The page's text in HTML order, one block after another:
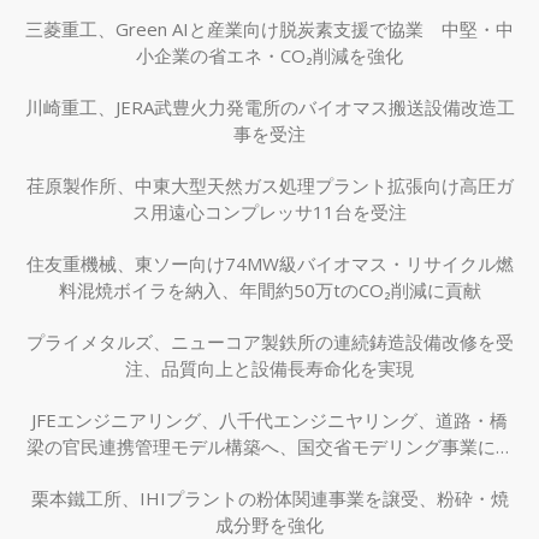
三菱重工、Green AIと産業向け脱炭素支援で協業 中堅・中
小企業の省エネ・CO₂削減を強化
川崎重工、JERA武豊火力発電所のバイオマス搬送設備改造工
事を受注
荏原製作所、中東大型天然ガス処理プラント拡張向け高圧ガ
ス用遠心コンプレッサ11台を受注
住友重機械、東ソー向け74MW級バイオマス・リサイクル燃
料混焼ボイラを納入、年間約50万tのCO₂削減に貢献
プライメタルズ、ニューコア製鉄所の連続鋳造設備改修を受
注、品質向上と設備長寿命化を実現
JFEエンジニアリング、八千代エンジニヤリング、道路・橋
梁の官民連携管理モデル構築へ、国交省モデリング事業に採
栗本鐵工所、IHIプラントの粉体関連事業を譲受、粉砕・焼
成分野を強化